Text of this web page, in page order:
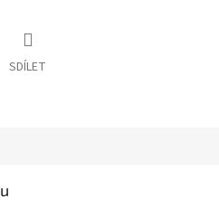
SDÍLET